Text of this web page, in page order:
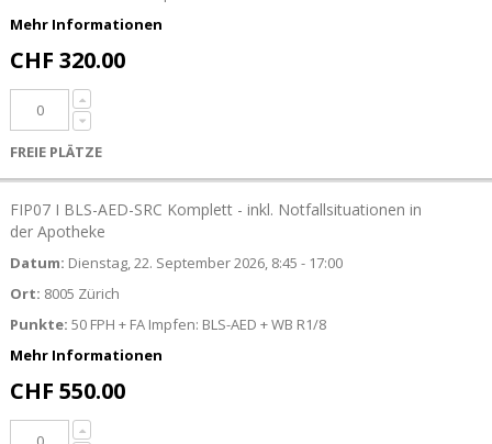
Mehr Informationen
CHF 320.00
FREIE PLÄTZE
FIP07 I BLS-AED-SRC Komplett - inkl. Notfallsituationen in
der Apotheke
Datum: Dienstag, 22. September 2026, 8:45 - 17:00
Ort: 8005 Zürich
Punkte: 50 FPH + FA Impfen: BLS-AED + WB R1/8
Mehr Informationen
CHF 550.00